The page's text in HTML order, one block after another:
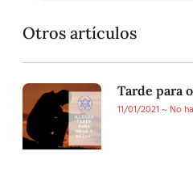
Otros artículos
Tarde para
11/01/2021
No